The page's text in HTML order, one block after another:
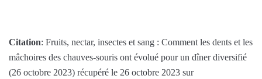
Citation: Fruits, nectar, insectes et sang : Comment les dents et les
mâchoires des chauves-souris ont évolué pour un dîner diversifié
(26 octobre 2023) récupéré le 26 octobre 2023 sur